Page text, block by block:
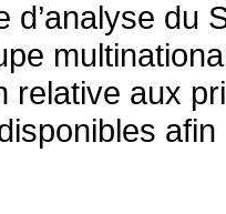
d’analyse du
relative aux